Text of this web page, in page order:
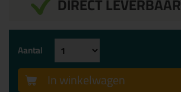
Aantal
In winkelwagen